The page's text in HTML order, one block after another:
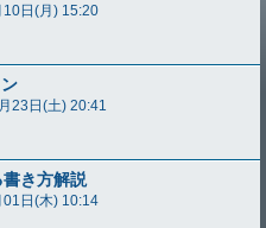
日(月) 15:20
23日(土) 20:41
き方解説
日(木) 10:14